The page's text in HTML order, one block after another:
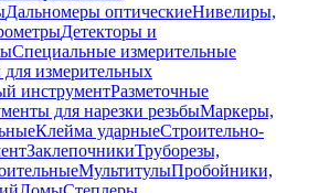
Дальномеры оптическиеНивелиры,
Детекторы и
Специальные измерительные
для измерительных
инструментРазметочные
для нарезки резьбыМаркеры,
Клейма ударныеСтроительно-
ЗаклепочникиТруборезы,
МультитулыПробойники,